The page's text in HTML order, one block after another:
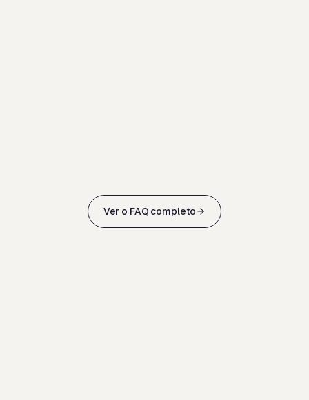
Ver o FAQ completo